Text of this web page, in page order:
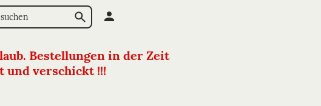
Bestellungen in der Zeit
und verschickt !!!